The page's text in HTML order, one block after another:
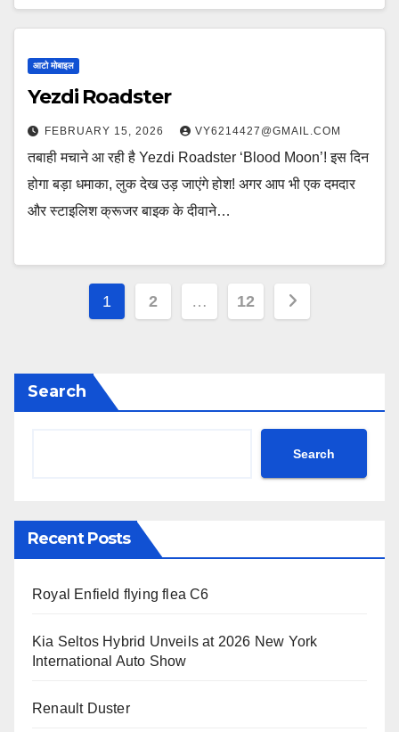
आटो मोबाइल
Yezdi Roadster
FEBRUARY 15, 2026 VY6214427@GMAIL.COM
तबाही मचाने आ रही है Yezdi Roadster ‘Blood Moon’! इस दिन
होगा बड़ा धमाका, लुक देख उड़ जाएंगे होश! अगर आप भी एक दमदार
और स्टाइलिश क्रूजर बाइक के दीवाने…
Posts
1 2 … 12
Search
Search
Recent Posts
Royal Enfield flying flea C6
Kia Seltos Hybrid Unveils at 2026 New York
International Auto Show
Renault Duster